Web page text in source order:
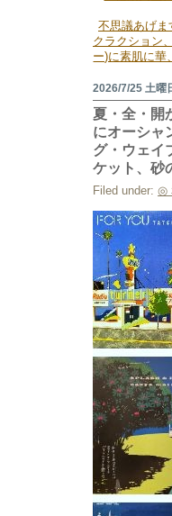
す
か
ら
ク
ー
ン・
オ
ブ・
ア
イ
ラ
ド、
ペ
ー
ー
ム
ー
ン
さ
ま
に
素
敵
な
ク
ラ
ク
シ
ョ
ン、
不思議あげま
クラクション
ー)に素肌に華
2026/7/25 土曜
夏・全・開
にオーシャ
グ・ウェイ
ケット、砂
Filed under: ◎